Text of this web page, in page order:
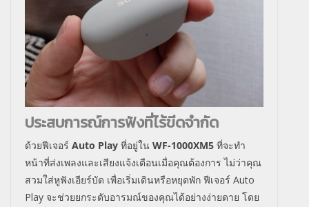
ประสบการณ์การฟังที่ไร้ขีดจำกัด
ด้วยฟีเจอร์ Auto Play ที่อยู่ใน WF-1000XM5 ที่จะทำ
หน้าที่ส่งเพลงและเสียงแจ้งเตือนเมื่อคุณต้องการ ไม่ว่าคุณ
สวมใส่หูฟังเอียร์บัด เพื่อเริ่มเดินหรือหยุดพัก ฟีเจอร์ Auto
Play จะช่วยยกระดับอารมณ์ของคุณได้อย่างง่ายดาย โดย